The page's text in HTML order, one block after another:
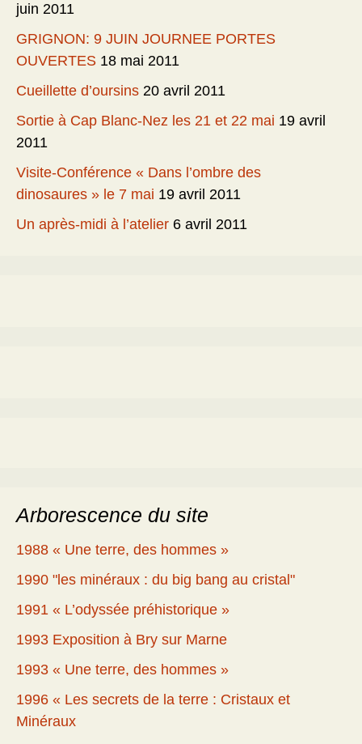
juin 2011
GRIGNON: 9 JUIN JOURNEE PORTES
OUVERTES 18 mai 2011
Cueillette d’oursins 20 avril 2011
Sortie à Cap Blanc-Nez les 21 et 22 mai 19 avril
2011
Visite-Conférence « Dans l’ombre des
dinosaures » le 7 mai 19 avril 2011
Un après-midi à l’atelier 6 avril 2011
Arborescence du site
1988 « Une terre, des hommes »
1990 "les minéraux : du big bang au cristal"
1991 « L’odyssée préhistorique »
1993 Exposition à Bry sur Marne
1993 « Une terre, des hommes »
1996 « Les secrets de la terre : Cristaux et
Minéraux